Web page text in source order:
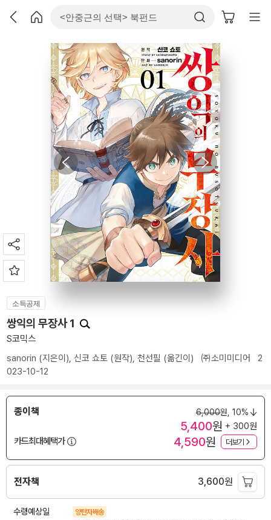
소득공제
쌍익의 무장사 1
S코믹스
sanorin (지은이), 신코 쇼토 (원작), 천선필 (옮긴이) ㈜소미미디어
2
023-10-12
종이책 6,000원, 10%
5,400원 + 300원
카드최대혜택가
4,590원 더보기
전자책 3,600원
수령예상일 양탄자배송